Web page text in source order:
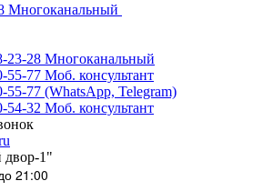
Многоканальный
23-28 Многоканальный
55-77 Моб. консультант
55-77 (WhatsApp, Telegram)
54-32 Моб. консультант
1"
21:00